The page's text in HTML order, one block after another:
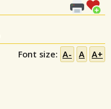
Font size: A- A A+